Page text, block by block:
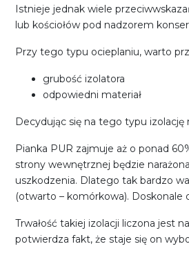
Istnieje jednak wiele
lub kościołów pod nadzorem
Przy tego typu ocieplaniu, warto
grubość izolatora
odpowiedni materiał
Decydując się na tego typu
Pianka PUR zajmuje aż o ponad
strony wewnętrznej będzie
uszkodzenia. Dlatego tak bardzo
(otwarto – komórkowa).
Trwałość takiej izolacji liczona jest
potwierdza fakt, że staje się on